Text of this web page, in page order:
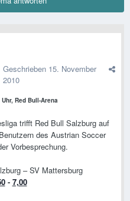
Geschrieben 15. November
2010
Red Bull-Arena
trifft Red Bull Salzburg auf
des Austrian Soccer
Vorbesprechung.
– SV Mattersburg
- 7,00